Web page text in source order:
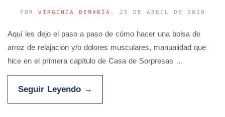
POR VIRGINIA DEMARÍA , 25 DE ABRIL DE 2020
Aquí les dejo el paso a paso de cómo hacer una bolsa de
arroz de relajación y/o dolores musculares, manualidad que
hice en el primera capítulo de Casa de Sorpresas …
Seguir Leyendo →